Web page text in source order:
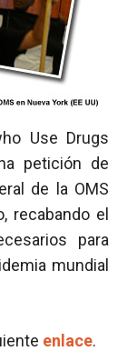
Use Drugs
petición de
de la OMS
recabando el
para
mundial
enlace.